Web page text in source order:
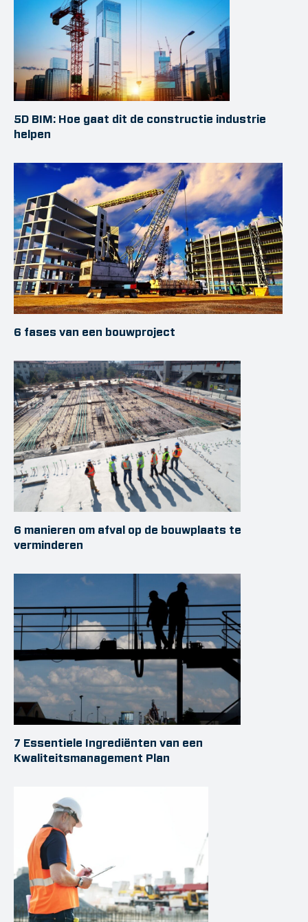
5D BIM: Hoe gaat dit de constructie industrie
helpen
6 fases van een bouwproject
6 manieren om afval op de bouwplaats te
verminderen
7 Essentiele Ingrediënten van een
Kwaliteitsmanagement Plan